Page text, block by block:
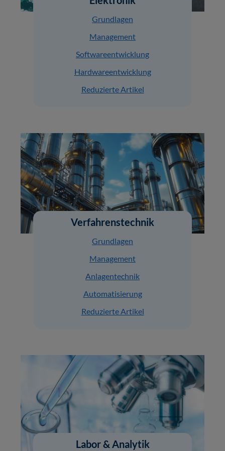
Grundlagen
Management
Softwareentwicklung
Hardwareentwicklung
Reduzierte Artikel
Verfahrenstechnik
Grundlagen
Management
Anlagentechnik
Automatisierung
Reduzierte Artikel
Labor & Analytik